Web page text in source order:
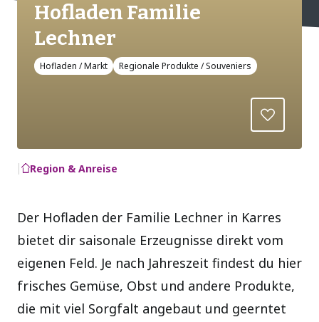
Hofladen Familie
Lechner
Hofladen / Markt Regionale Produkte / Souveniers
Region & Anreise
Der Hofladen der Familie Lechner in Karres
bietet dir saisonale Erzeugnisse direkt vom
eigenen Feld. Je nach Jahreszeit findest du hier
frisches Gemüse, Obst und andere Produkte,
die mit viel Sorgfalt angebaut und geerntet